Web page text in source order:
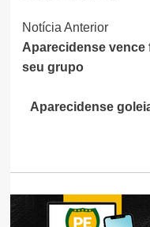
Continue
Lendo
Notícia Anterior
Aparecidense vence
seu grupo
Aparecidense